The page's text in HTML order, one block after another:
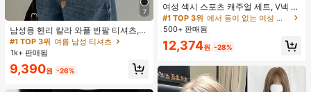
7
남성용 헨리 칼라 와플 반팔 티셔츠,
가볍고 통기성이 좋은 기본 티, 미국
미니멀리스트 스타일, 올 시즌
#1 TOP 3위 여름 남성 티셔츠
1k+ 판매됨
9,390원 -26%
여성 섹시 스포츠 캐주얼 세트, V넥 상
의와 타이트 반바지 포함, 달리기, 피
트니스 및 기타 여름 우아한 행사에 적
거의 매진!
#1 TOP 3위
에서 등이 없는 여성 투피스 의상
거의 매진!
#1 TOP 3위
에서 등이 없는 여성 투피스 의상
거의 매진!
#1 TOP 3위
거의 매진!
500+ 판매됨
12,374원 -28%